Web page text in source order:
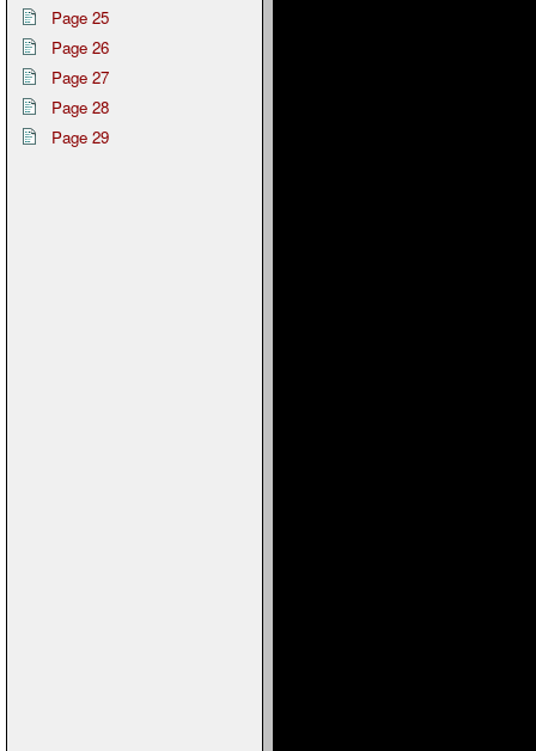
Page 25
Page 26
Page 27
Page 28
Page 29